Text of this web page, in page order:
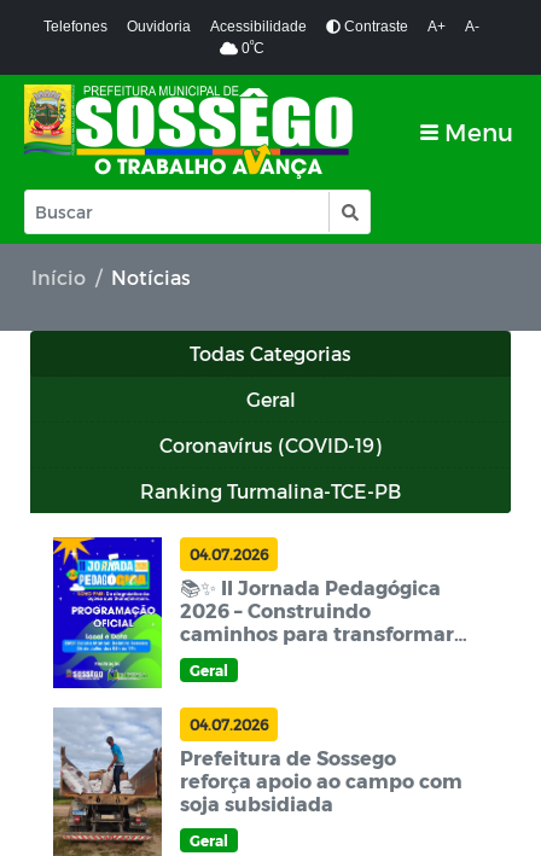
Telefones Ouvidoria Acessibilidade Contraste A+
A-
0ºC
Menu
Início Notícias
Todas Categorias
Geral
Coronavírus (COVID-19)
Ranking Turmalina-TCE-PB
04.07.2026
📚✨ II Jornada Pedagógica
2026 – Construindo
caminhos para transformar
a educação! ✨📚
Geral
04.07.2026
Prefeitura de Sossego
reforça apoio ao campo com
soja subsidiada
Geral